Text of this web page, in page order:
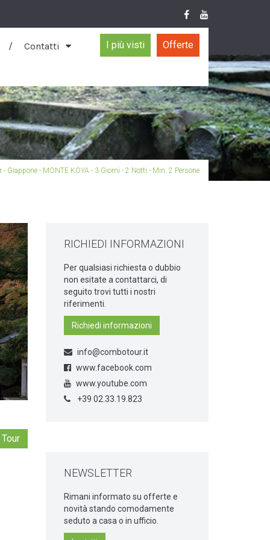
Contatti Offerte
I più visti
- Giappone - MONTE KOYA - 3 Giorni - 2 Notti - Min. 2 Persone
RICHIEDI INFORMAZIONI
Per qualsiasi richiesta o dubbio
non esitate a contattarci, di
seguito trovi tutti i nostri
riferimenti.
Richiedi informazioni
info@combotour.it
www.facebook.com
www.youtube.com
+39 02.33.19.823
NEWSLETTER
Rimani informato su offerte e
novità stando comodamente
seduto a casa o in ufficio.